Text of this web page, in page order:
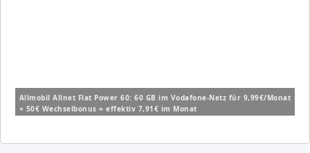
Allmobil Allnet Flat Power 60: 60 GB im Vodafone-Netz für 9,99€/Monat
+ 50€ Wechselbonus = effektiv 7,91€ im Monat